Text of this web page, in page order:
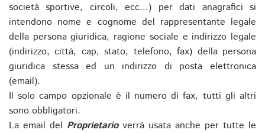
società sportive, circoli, ecc...) per dati anagrafici si
intendono nome e cognome del rappresentante legale
della persona giuridica, ragione sociale e indirizzo legale
(indirizzo, città, cap, stato, telefono, fax) della persona
giuridica stessa ed un indirizzo di posta elettronica
(email).
Il solo campo opzionale è il numero di fax, tutti gli altri
sono obbligatori.
La email del Proprietarioverrà usata anche per tutte le